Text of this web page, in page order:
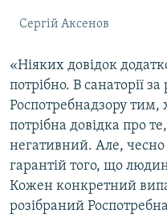
Сергій Аксенов
«Ніяких довідок
потрібно. В санаторії
Роспотребнадзору тим,
потрібна довідка про
негативний. Але,
гарантій того, що
Кожен конкретний
розібраний